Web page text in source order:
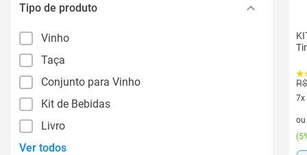
Tipo de produto
Vinho
Taça
Conjunto para Vinho
Kit de Bebidas
Livro
Ver todos
7x
7
ou
(